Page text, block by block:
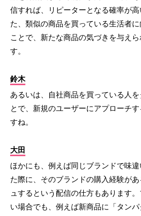
信すれば、リピーターとなる確率が
た、類似の商品を買っている生活者
ことで、新たな商品の気づきを与え
す。
鈴木
あるいは、自社商品を買っている人
とで、新規のユーザーにアプローチ
すね。
大田
ほかにも、例えば同じブランドで味
た際に、そのブランドの購入経験が
ュするという配信の仕方もあります
い場合でも、例えば新商品に「タン